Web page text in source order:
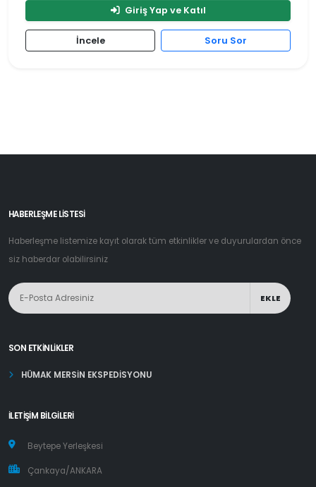
Giriş Yap ve Katıl
İncele Soru Sor
HABERLEŞME LİSTESİ
Haberleşme listemize kayıt olarak tüm etkinlikler ve duyurulardan önce
siz haberdar olabilirsiniz
EKLE
SON ETKINLIKLER
HÜMAK MERSİN EKSPEDİSYONU
İLETIŞIM BILGILERI
Beytepe Yerleşkesi
Çankaya/ANKARA